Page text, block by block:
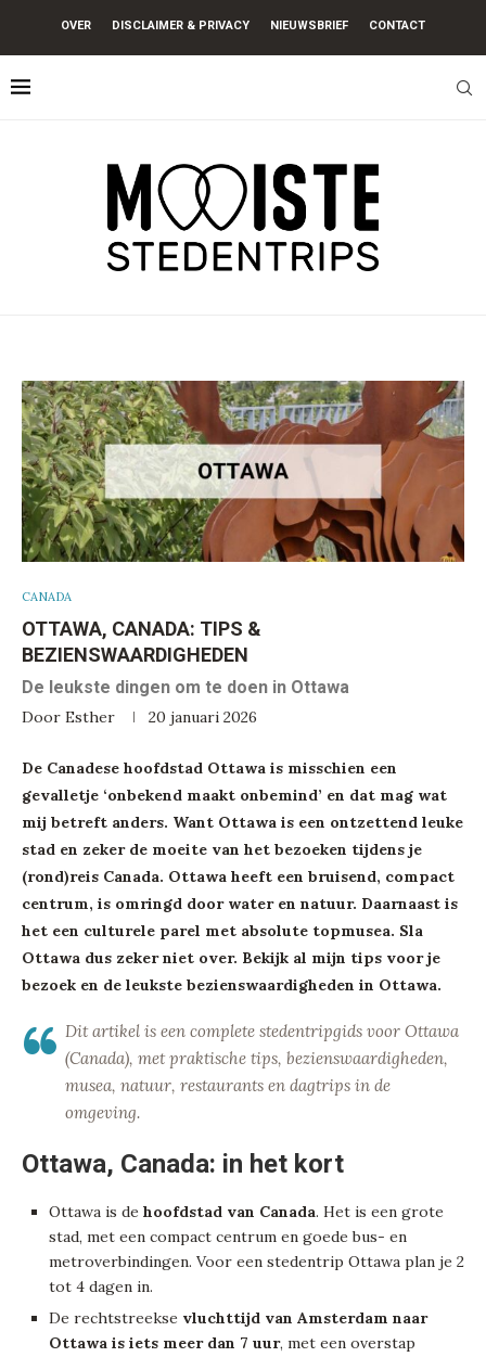
OVER DISCLAIMER & PRIVACY NIEUWSBRIEF CONTACT
CANADA
OTTAWA, CANADA: TIPS &
BEZIENSWAARDIGHEDEN
De leukste dingen om te doen in Ottawa
Door Esther 20 januari 2026
De Canadese hoofdstad Ottawa is misschien een
gevalletje ‘onbekend maakt onbemind’ en dat mag wat
mij betreft anders. Want Ottawa is een ontzettend leuke
stad en zeker de moeite van het bezoeken tijdens je
(rond)reis Canada. Ottawa heeft een bruisend, compact
centrum, is omringd door water en natuur. Daarnaast is
het een culturele parel met absolute topmusea. Sla
Ottawa dus zeker niet over. Bekijk al mijn tips voor je
bezoek en de leukste bezienswaardigheden in Ottawa.
Dit artikel is een complete stedentripgids voor Ottawa
(Canada), met praktische tips, bezienswaardigheden,
musea, natuur, restaurants en dagtrips in de
omgeving.
Ottawa, Canada: in het kort
Ottawa is de hoofdstad van Canada. Het is een grote
stad, met een compact centrum en goede bus- en
metroverbindingen. Voor een stedentrip Ottawa plan je 2
tot 4 dagen in.
De rechtstreekse vluchttijd van Amsterdam naar
Ottawa is iets meer dan 7 uur, met een overstap